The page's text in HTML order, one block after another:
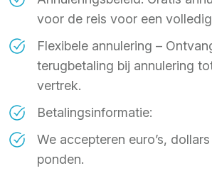
voor de reis voor een
Flexibele annulering –
terugbetaling bij annulering
vertrek.
Betalingsinformatie:
We accepteren euro’s,
ponden.